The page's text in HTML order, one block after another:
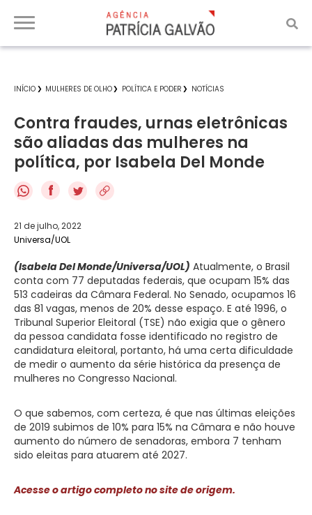
INÍCIO MULHERES DE OLHO POLÍTICA E PODER NOTÍCIAS
Contra fraudes, urnas eletrônicas
são aliadas das mulheres na
política, por Isabela Del Monde
f
21 de julho, 2022
Universa/UOL
(Isabela Del Monde/Universa/UOL) Atualmente, o Brasil
conta com 77 deputadas federais, que ocupam 15% das
513 cadeiras da Câmara Federal. No Senado, ocupamos 16
das 81 vagas, menos de 20% desse espaço. E até 1996, o
Tribunal Superior Eleitoral (TSE) não exigia que o gênero
da pessoa candidata fosse identificado no registro de
candidatura eleitoral, portanto, há uma certa dificuldade
de medir o aumento da série histórica da presença de
mulheres no Congresso Nacional.
O que sabemos, com certeza, é que nas últimas eleições
de 2019 subimos de 10% para 15% na Câmara e não houve
aumento do número de senadoras, embora 7 tenham
sido eleitas para atuarem até 2027.
Acesse o artigo completo no site de origem.